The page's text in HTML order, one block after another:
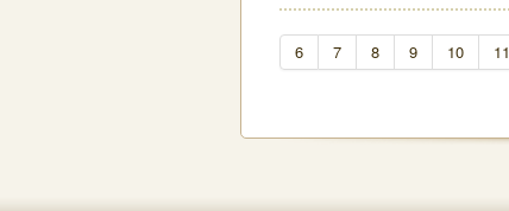
6 7 8 9 10 11